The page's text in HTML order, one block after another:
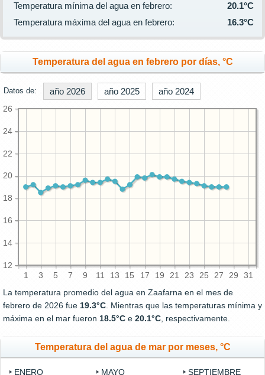
Temperatura mínima del agua en febrero:
20.1°C
Temperatura máxima del agua en febrero:
16.3°C
Temperatura del agua en febrero por días, °C
Datos de: año 2026 año 2025 año 2024
1 3 5 7 9 11 13 15 17 19 21 23 25 27 29 31
12
14
16
18
20
22
24
26
La temperatura promedio del agua en Zaafarna en el mes de
febrero de 2026 fue 19.3°C. Mientras que las temperaturas mínima y
máxima en el mar fueron 18.5°C e 20.1°C, respectivamente.
Temperatura del agua de mar por meses, °C
ENERO
MAYO
SEPTIEMBRE